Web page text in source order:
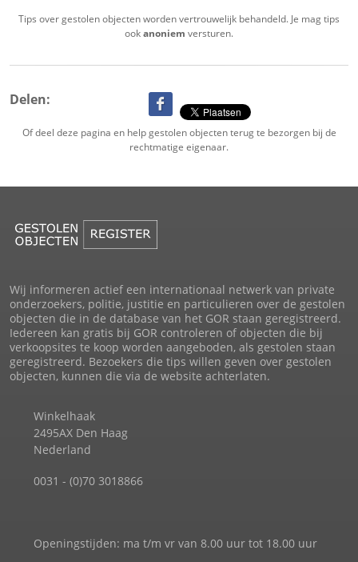
Tips over gestolen objecten worden vertrouwelijk behandeld. Je mag tips
ookanoniem versturen.
Delen:
Of deel deze pagina en help gestolen objecten terug te bezorgen bij de
rechtmatige eigenaar.
Wij informeren actief een internationaal netwerk van private
onderzoekers, politie, justitie en particulieren over de gestolen
objecten die in de database van het GOR staan geregistreerd.
Iedereen kan gratis bij GOR controleren of objecten die bij
verkoopsites te koop worden aangeboden, als gestolen staan
geregistreerd. Bezoekers die tips willen geven over gestolen
objecten, kunnen die via de website achterlaten.
Winkelhaak
2495AX Den Haag
Nederland
0031 - (0)70 3018866
Openingstijden: ma t/m vr van 8.00 uur tot 18.00 uur